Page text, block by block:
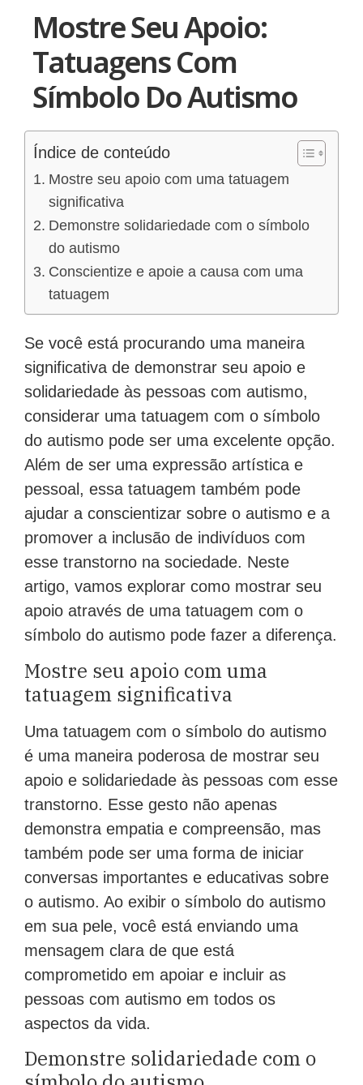
Mostre Seu Apoio:
Tatuagens Com
Símbolo Do Autismo
Índice de conteúdo
Mostre seu apoio com uma tatuagem
significativa
Demonstre solidariedade com o símbolo
do autismo
Conscientize e apoie a causa com uma
tatuagem
Se você está procurando uma maneira
significativa de demonstrar seu apoio e
solidariedade às pessoas com autismo,
considerar uma tatuagem com o símbolo
do autismo pode ser uma excelente opção.
Além de ser uma expressão artística e
pessoal, essa tatuagem também pode
ajudar a conscientizar sobre o autismo e a
promover a inclusão de indivíduos com
esse transtorno na sociedade. Neste
artigo, vamos explorar como mostrar seu
apoio através de uma tatuagem com o
símbolo do autismo pode fazer a diferença.
Mostre seu apoio com uma
tatuagem significativa
Uma tatuagem com o símbolo do autismo
é uma maneira poderosa de mostrar seu
apoio e solidariedade às pessoas com esse
transtorno. Esse gesto não apenas
demonstra empatia e compreensão, mas
também pode ser uma forma de iniciar
conversas importantes e educativas sobre
o autismo. Ao exibir o símbolo do autismo
em sua pele, você está enviando uma
mensagem clara de que está
comprometido em apoiar e incluir as
pessoas com autismo em todos os
aspectos da vida.
Demonstre solidariedade com o